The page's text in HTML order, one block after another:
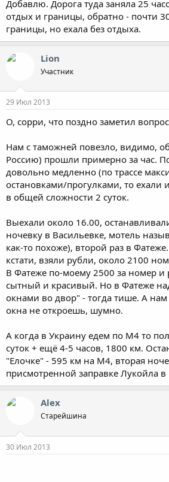
Добавлю. Дорога туда заняла 25
отдых и границы, обратно - почти
границы, но ехала без отдыха.
Lion
Участник
29 Июл 2013
О, сорри, что поздно заметил
Нам с таможней повезло, видимо,
Россию) прошли примерно за час.
довольно медленно (по трассе
остановками/прогулками, то
в общей сложности 2 суток.
Выехали около 16.00,
ночевку в Васильевке, мотель
как-то похоже), второй раз в
кстати, взяли рубли, около 2100
В Фатеже по-моему 2500 за номер и
сытный и красивый. Но в Фатеже
окнами во двор" - тогда тише. А
окна не откроешь, шумно.
А когда в Украину едем по М4 то
суток + ещё 4-5 часов, 1800 км.
"Елочке" - 595 км на М4, вторая
присмотренной заправке Лукойла
Alex
Старейшина
30 Июл 2013